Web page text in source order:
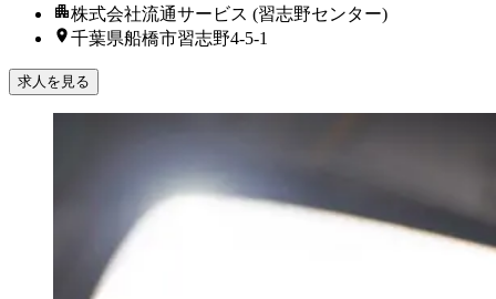
株式会社流通サービス (習志野センター)
千葉県船橋市習志野4-5-1
求人を見る